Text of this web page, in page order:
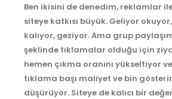
Ben ikisini de denedim, reklamlar
siteye katkısı büyük. Geliyor
kalıyor, geziyor. Ama grup
şeklinde tıklamalar olduğu için
hemen çıkma oranını yükseltiyor
tıklama başı maliyet ve bin
düşürüyor. Siteye de kalıcı bir